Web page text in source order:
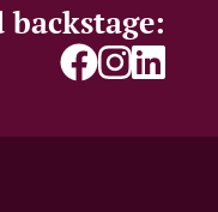
backstage: